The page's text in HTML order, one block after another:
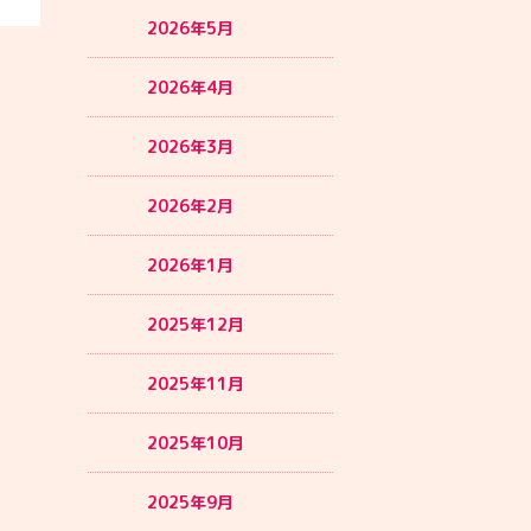
2026年5月
2026年4月
2026年3月
2026年2月
2026年1月
2025年12月
2025年11月
2025年10月
2025年9月